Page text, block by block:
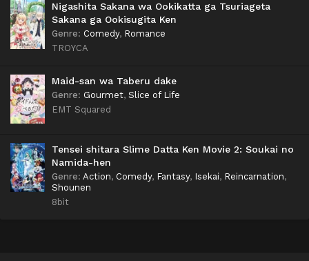
Nigashita Sakana wa Ookikatta ga Tsuriageta
Sakana ga Ookisugita Ken
Genre: Comedy, Romance
TROYCA
Maid-san wa Taberu dake
Genre: Gourmet, Slice of Life
EMT Squared
Tensei shitara Slime Datta Ken Movie 2: Soukai no
Namida-hen
Genre: Action, Comedy, Fantasy, Isekai, Reincarnation,
Shounen
8bit